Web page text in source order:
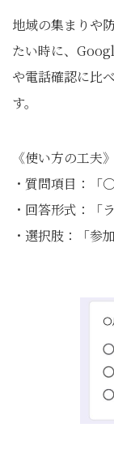
地域の集まりや
たい時に、
や電話確認に比
す。
《使い方の工夫》
・質問項目：「
・回答形式：「
・選択肢：「参